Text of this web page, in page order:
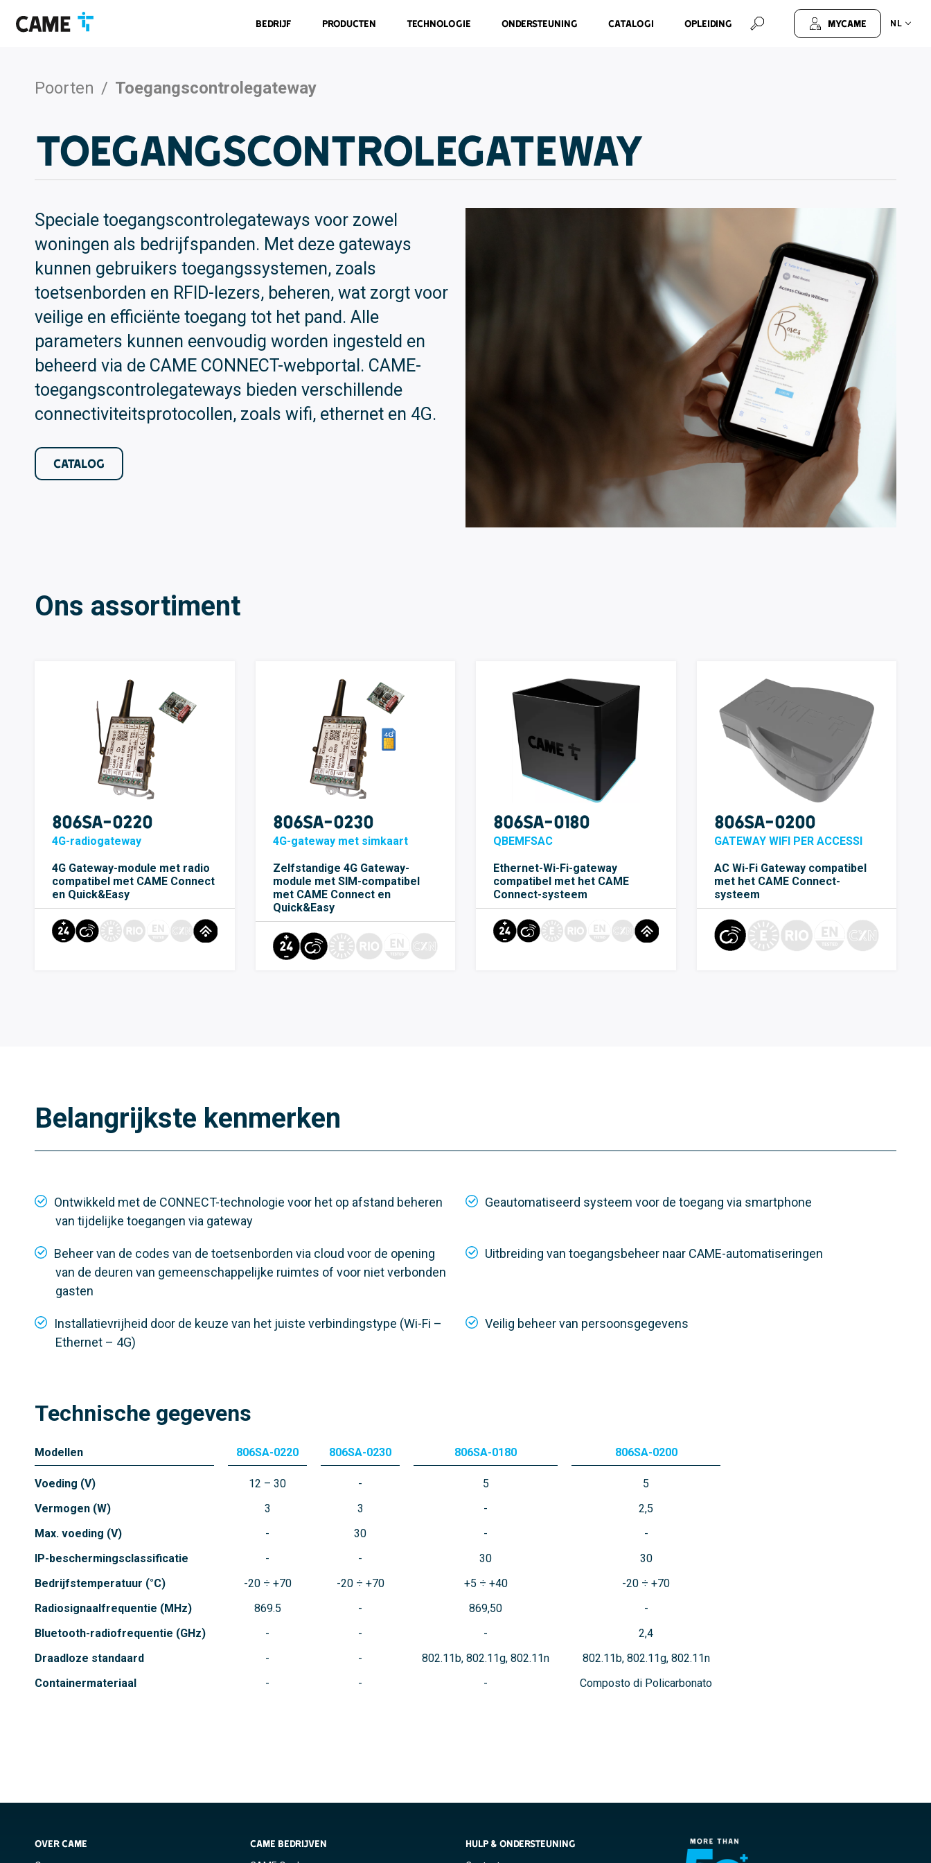
naar
navigatiebalk
naar
inhoud
naar
voettekst
Bedrijf Producten Technologie Ondersteuning Catalogi Opleiding MyCAME NL
Poorten / Toegangscontrolegateway
Toegangscontrolegateway
Speciale toegangscontrolegateways voor zowel
woningen als bedrijfspanden. Met deze gateways
kunnen gebruikers toegangssystemen, zoals
toetsenborden en RFID-lezers, beheren, wat zorgt voor
veilige en efficiënte toegang tot het pand. Alle
parameters kunnen eenvoudig worden ingesteld en
beheerd via de CAME CONNECT-webportal. CAME-
toegangscontrolegateways bieden verschillende
connectiviteitsprotocollen, zoals wifi, ethernet en 4G.
CATALOG
Ons assortiment
806SA-0220
4G-radiogateway
4G Gateway-module met radio
compatibel met CAME Connect
en Quick&Easy
806SA-0230
4G-gateway met simkaart
Zelfstandige 4G Gateway-
module met SIM-compatibel
met CAME Connect en
Quick&Easy
806SA-0180
QBEMFSAC
Ethernet-Wi-Fi-gateway
compatibel met het CAME
Connect-systeem
806SA-0200
GATEWAY WIFI PER ACCESSI
AC Wi-Fi Gateway compatibel
met het CAME Connect-
systeem
Belangrijkste kenmerken
Ontwikkeld met de CONNECT-technologie voor het op afstand beheren
van tijdelijke toegangen via gateway
Geautomatiseerd systeem voor de toegang via smartphone
Beheer van de codes van de toetsenborden via cloud voor de opening
van de deuren van gemeenschappelijke ruimtes of voor niet verbonden
gasten
Uitbreiding van toegangsbeheer naar CAME-automatiseringen
Installatievrijheid door de keuze van het juiste verbindingstype (Wi-Fi –
Ethernet – 4G)
Veilig beheer van persoonsgegevens
Technische gegevens
Modellen
Voeding (V)
Vermogen (W)
Max. voeding (V)
IP-beschermingsclassificatie
Bedrijfstemperatuur (°C)
Radiosignaalfrequentie (MHz)
Bluetooth-radiofrequentie (GHz)
Draadloze standaard
Containermateriaal
806SA-0220
12 – 30
3
-20 ÷ +70
869.5
806SA-0230
3
30
-20 ÷ +70
806SA-0180
5
30
+5 ÷ +40
869,50
802.11b, 802.11g, 802.11n
806SA-0200
5
2,5
30
-20 ÷ +70
2,4
802.11b, 802.11g, 802.11n
Composto di Policarbonato
OVER CAME
CAME BEDRIJVEN
HULP & ONDERSTEUNING